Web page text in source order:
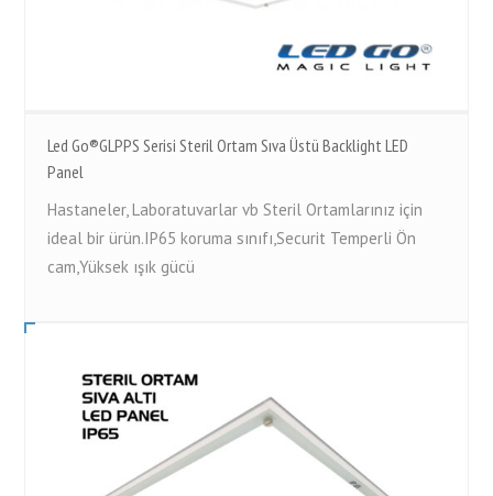
Led Go®GLPPS Serisi Steril Ortam Sıva Üstü Backlight LED
Panel
Hastaneler, Laboratuvarlar vb Steril Ortamlarınız için
ideal bir ürün.IP65 koruma sınıfı,Securit Temperli Ön
cam,Yüksek ışık gücü